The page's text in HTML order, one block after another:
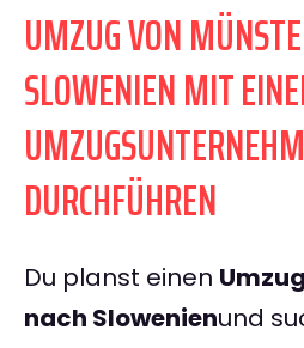
UMZUG VON
SLOWENIEN MIT
DURCHFÜHREN
Du planst einen
nach Slowenienund